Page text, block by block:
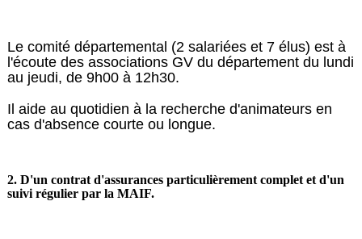
Le comité départemental (2 salariées et 7 élus) est à
l'écoute des associations GV du département du lundi
au jeudi, de 9h00 à 12h30.
Il aide au quotidien à la recherche d'animateurs en
cas d'absence courte ou longue.
2. D'un contrat d'assurances particulièrement complet et d'un
suivi régulier par la MAIF.